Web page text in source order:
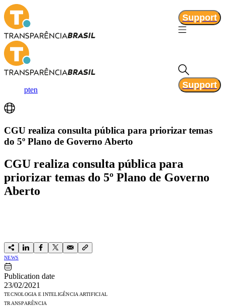
Support
pten Support
CGU realiza consulta pública para priorizar temas
do 5º Plano de Governo Aberto
CGU realiza consulta pública para
priorizar temas do 5º Plano de Governo
Aberto
NEWS
Publication date
23/02/2021
TECNOLOGIA E INTELIGÊNCIA ARTIFICIAL
TRANSPARÊNCIA